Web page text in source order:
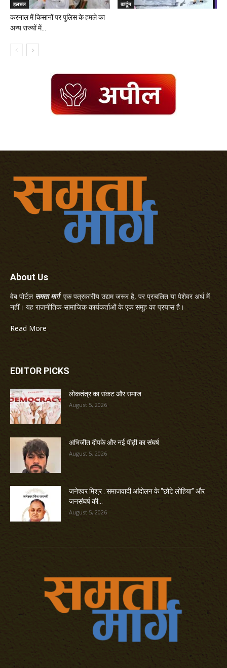
हलचल
करनाल में किसानों पर पुलिस के हमले का
अन्य राज्यों में...
कार्टून
About Us
वेब पोर्टल समता मार्गएक पत्रकारीय उद्यम जरूर है, पर प्रचलित या पेशेवर अर्थ में
नहीं। यह राजनीतिक-सामाजिक कार्यकर्ताओं के एक समूह का प्रयास है।
Read More
EDITOR PICKS
लोकतंत्र का संकट और समाज
August 5, 2026
अभिजीत दीपके और नई पीढ़ी का संघर्ष
August 5, 2026
जनेश्वर मिश्र : समाजवादी आंदोलन के “छोटे लोहिया” और
जनसंघर्ष की...
August 5, 2026